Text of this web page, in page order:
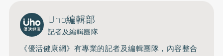
Uho編輯部
記者及編輯團隊
《優活健康網》有專業的記者及編輯團隊，內容整合